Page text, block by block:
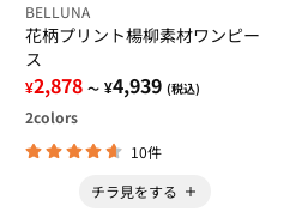
BELLUNA
花柄プリント楊柳素材ワンピー
ス
¥2,878 ～ ¥4,939 (税込)
2colors
10件
チラ見をする